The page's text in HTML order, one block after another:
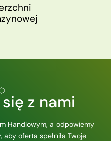
z nami
Handlowym, a odpowiemy
oferta spełniła Twoje